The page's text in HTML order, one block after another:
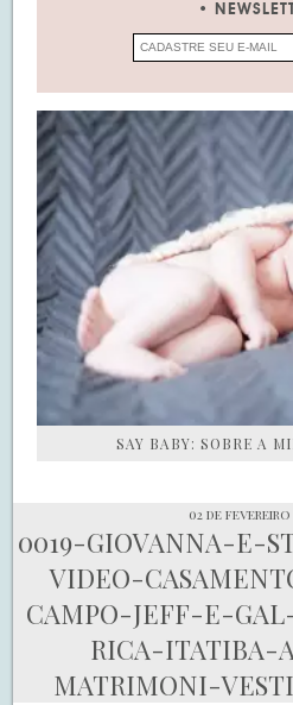
SAY BABY: SOBRE A
02 de fevereiro
0019-GIOVANNA-E-
VIDEO-
CAMPO-JEFF-E-
RICA-ITATIBA-
MATRIMONI-